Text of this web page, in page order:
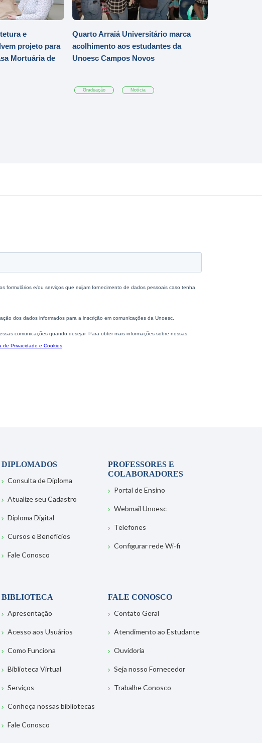
e
projeto para
Mortuária de
Quarto Arraiá Universitário marca
acolhimento aos estudantes da
Unoesc Campos Novos
Graduação Notícia
DIPLOMADOS
Consulta de Diploma
Atualize seu Cadastro
Diploma Digital
Cursos e Benefícios
Fale Conosco
PROFESSORES E
COLABORADORES
Portal de Ensino
Webmail Unoesc
Telefones
Configurar rede Wi-fi
BIBLIOTECA
Apresentação
Acesso aos Usuários
Como Funciona
Biblioteca Virtual
Serviços
Conheça nossas bibliotecas
Fale Conosco
FALE CONOSCO
Contato Geral
Atendimento ao Estudante
Ouvidoria
Seja nosso Fornecedor
Trabalhe Conosco